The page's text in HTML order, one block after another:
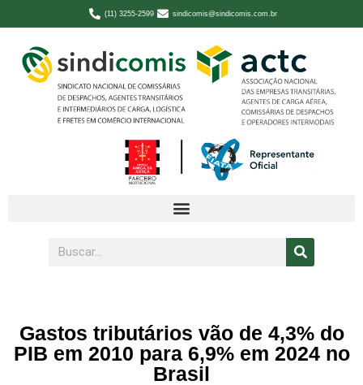
(11) 3255-2599 sindicomis@sindicomis.com.br
Gastos tributários vão de 4,3% do
PIB em 2010 para 6,9% em 2024 no
Brasil